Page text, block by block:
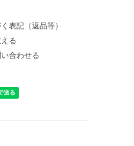
表記（返品等）
る
合わせる